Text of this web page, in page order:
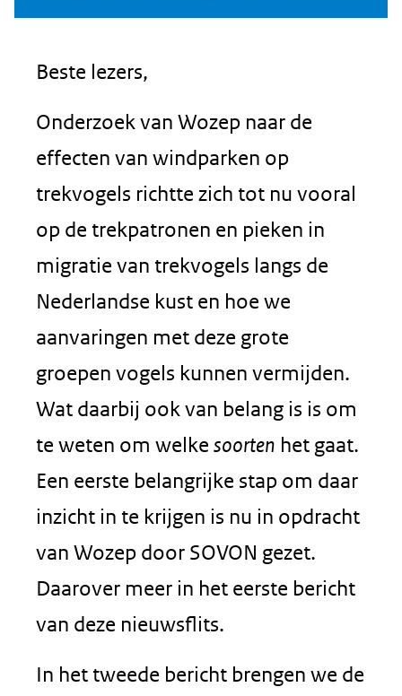
Beste lezers,
Onderzoek van Wozep naar de
effecten van windparken op
trekvogels richtte zich tot nu vooral
op de trekpatronen en pieken in
migratie van trekvogels langs de
Nederlandse kust en hoe we
aanvaringen met deze grote
groepen vogels kunnen vermijden.
Wat daarbij ook van belang is is om
te weten om welke soorten het gaat.
Een eerste belangrijke stap om daar
inzicht in te krijgen is nu in opdracht
van Wozep door SOVON gezet.
Daarover meer in het eerste bericht
van deze nieuwsflits.
In het tweede bericht brengen we de